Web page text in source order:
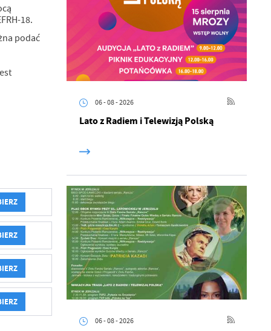
18.
podać
06 - 08 - 2026
Lato z Radiem i Telewizją Polską
06 - 08 - 2026